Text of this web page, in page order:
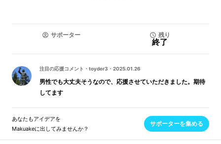
サポーター 残り
終了
注目の応援コメント ・ toyder3 ・ 2025.01.26
男性でも大丈夫そうなので、応援させていただきました。期待
してます
あなたもアイデアを
Makuakeに出してみませんか？
サポーターを集める